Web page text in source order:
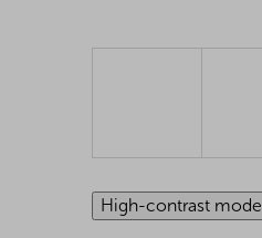
High-contrast mode